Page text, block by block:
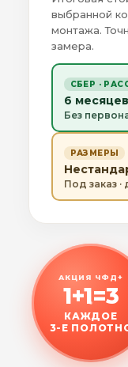
выбранной
монтажа.
замера.
СБЕР ·
6 месяцев
Без
РАЗМЕРЫ
Под заказ
АКЦИЯ ЧФД+
1+1=3
КАЖДОЕ
3-Е